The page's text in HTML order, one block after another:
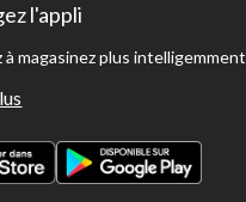
l'appli
à magasinez plus intelligemment